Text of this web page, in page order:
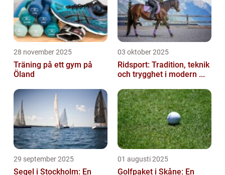
28 november 2025
Träning på ett gym på
Öland
03 oktober 2025
Ridsport: Tradition, teknik
och trygghet i modern ...
29 september 2025
Segel i Stockholm: En
01 augusti 2025
Golfpaket i Skåne: En